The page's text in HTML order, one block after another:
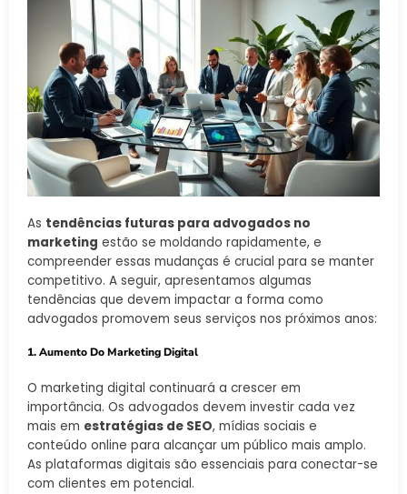
As tendências futuras para advogados no
marketing estão se moldando rapidamente, e
compreender essas mudanças é crucial para se manter
competitivo. A seguir, apresentamos algumas
tendências que devem impactar a forma como
advogados promovem seus serviços nos próximos anos:
1. Aumento Do Marketing Digital
O marketing digital continuará a crescer em
importância. Os advogados devem investir cada vez
mais em estratégias de SEO, mídias sociais e
conteúdo online para alcançar um público mais amplo.
As plataformas digitais são essenciais para conectar-se
com clientes em potencial.